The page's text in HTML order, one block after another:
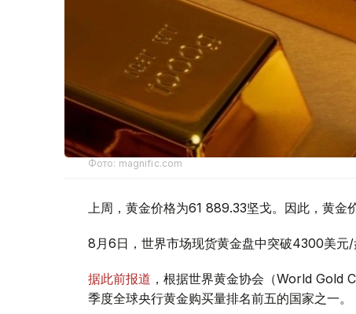
Фото: magnific.com
上周，黄金价格为61 889.33坚戈。因此，黄金
8月6日，世界市场现货黄金盘中突破4300美元/
据此前报道 ，根据世界黄金协会（World Gold
季度全球央行黄金购买量排名前五的国家之一。